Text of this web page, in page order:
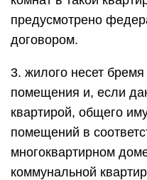
предусмотрено
договором.
3. жилого несет
помещения и, если
квартирой, общего
помещений в
многоквартирном
коммунальной